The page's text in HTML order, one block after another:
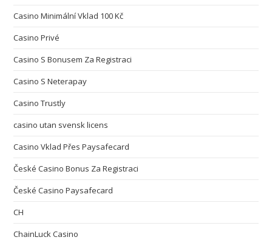
Casino Minimální Vklad 100 Kč
Casino Privé
Casino S Bonusem Za Registraci
Casino S Neterapay
Casino Trustly
casino utan svensk licens
Casino Vklad Přes Paysafecard
České Casino Bonus Za Registraci
České Casino Paysafecard
CH
ChainLuck Casino